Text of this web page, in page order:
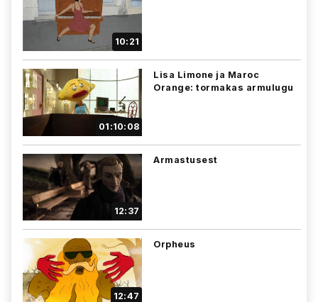
10:21
01:10:08
Lisa Limone ja Maroc
Orange: tormakas armulugu
12:37
Armastusest
12:47
Orpheus